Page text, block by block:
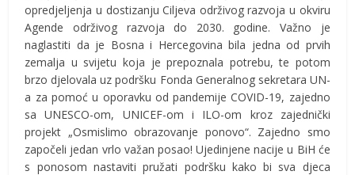
opredjeljenja u dostizanju Ciljeva održivog razvoja u okviru
Agende održivog razvoja do 2030. godine. Važno je
naglastiti da je Bosna i Hercegovina bila jedna od prvih
zemalja u svijetu koja je prepoznala potrebu, te potom
brzo djelovala uz podršku Fonda Generalnog sekretara UN-
a za pomoć u oporavku od pandemije COVID-19, zajedno
sa UNESCO-om, UNICEF-om i ILO-om kroz zajednički
projekt „Osmislimo obrazovanje ponovo“. Zajedno smo
započeli jedan vrlo važan posao! Ujedinjene nacije u BiH će
s ponosom nastaviti pružati podršku kako bi sva djeca